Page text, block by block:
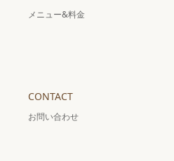
メニュー&料金
CONTACT
お問い合わせ